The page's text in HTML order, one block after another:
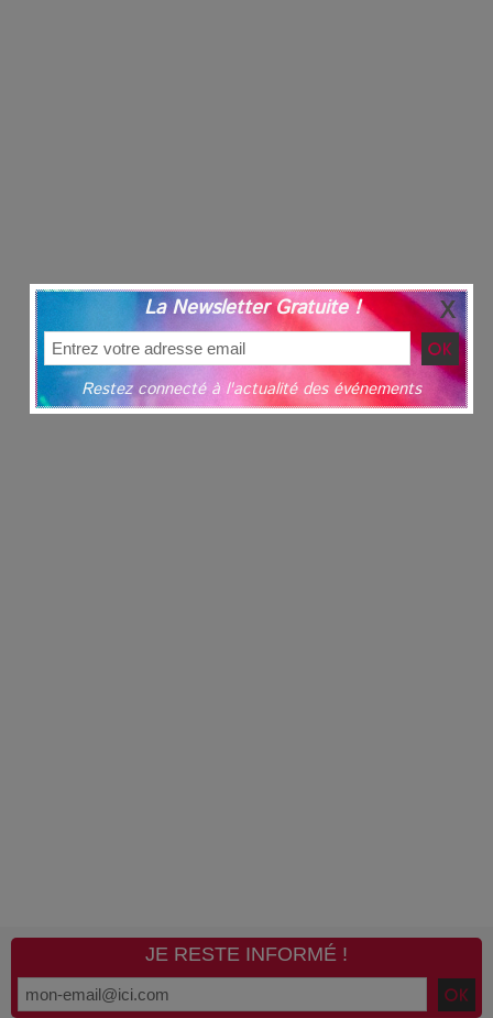
JE RESTE INFORMÉ !
La Newsletter Gratuite !
Restez connecté à l'actualité des événements